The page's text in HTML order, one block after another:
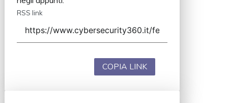
RSS link
COPIA LINK